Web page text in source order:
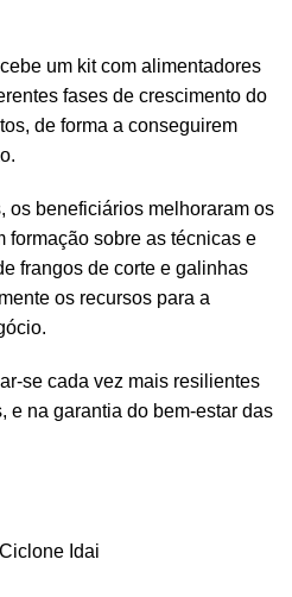
um kit com alimentadores
fases de crescimento do
de forma a conseguirem
os beneficiários melhoraram os
formação sobre as técnicas e
frangos de corte e galinhas
os recursos para a
se cada vez mais resilientes
e na garantia do bem-estar das
Idai